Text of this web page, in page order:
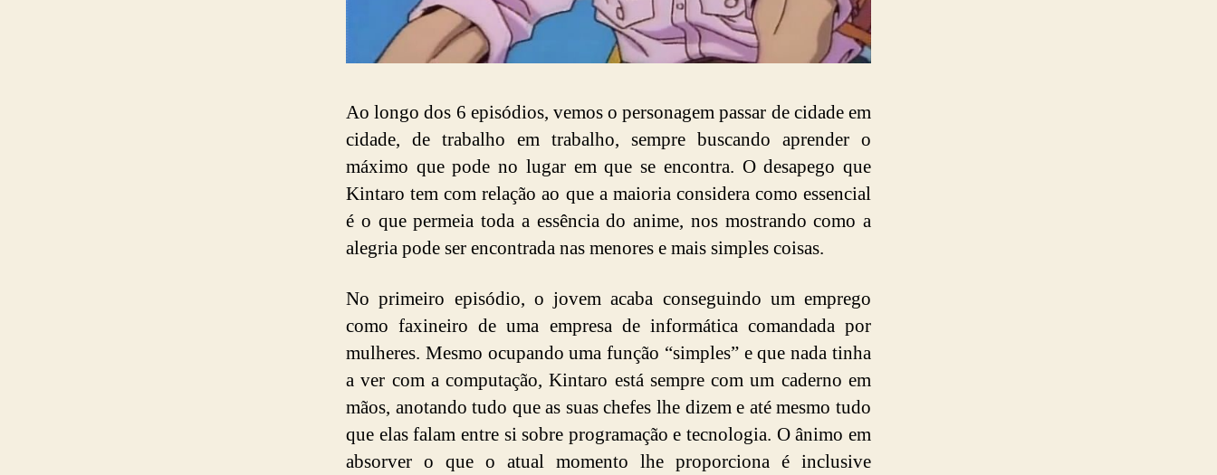
Ao longo dos 6 episódios, vemos o personagem passar de cidade em
cidade, de trabalho em trabalho, sempre buscando aprender o
máximo que pode no lugar em que se encontra. O desapego que
Kintaro tem com relação ao que a maioria considera como essencial
é o que permeia toda a essência do anime, nos mostrando como a
alegria pode ser encontrada nas menores e mais simples coisas.
No primeiro episódio, o jovem acaba conseguindo um emprego
como faxineiro de uma empresa de informática comandada por
mulheres. Mesmo ocupando uma função “simples” e que nada tinha
a ver com a computação, Kintaro está sempre com um caderno em
mãos, anotando tudo que as suas chefes lhe dizem e até mesmo tudo
que elas falam entre si sobre programação e tecnologia. O ânimo em
absorver o que o atual momento lhe proporciona é inclusive